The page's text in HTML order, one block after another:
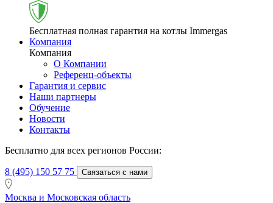
Бесплатная полная гарантия на котлы Immergas
Компания
Компания
О Компании
Референц-объекты
Гарантия и сервис
Наши партнеры
Обучение
Новости
Контакты
Бесплатно для всех регионов России:
8 (495) 150 57 75 Связаться с нами
Москва и Московская область